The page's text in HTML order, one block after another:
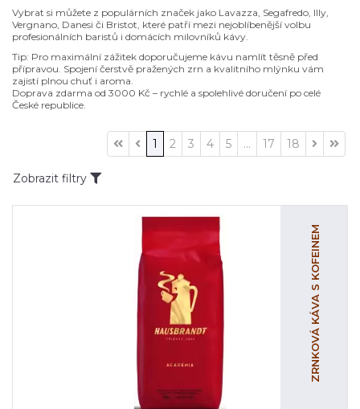
Vybrat si můžete z populárních značek jako Lavazza, Segafredo, Illy,
Vergnano, Danesi či Bristot, které patří mezi nejoblíbenější volbu
profesionálních baristů i domácích milovníků kávy.
Tip: Pro maximální zážitek doporučujeme kávu namlít těsně před
přípravou. Spojení čerstvě pražených zrn a kvalitního mlýnku vám
zajistí plnou chuť i aroma.
Doprava zdarma od 3000 Kč – rychlé a spolehlivé doručení po celé
České republice.
1 2 3 4 5 ... 17 18
Zobrazit filtry
ZRNKOVÁ KÁVA S KOFEINEM